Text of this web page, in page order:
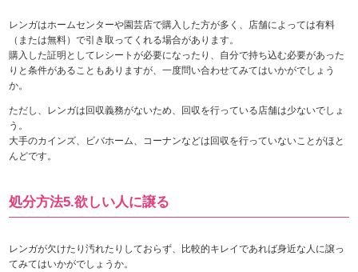
レンガはホームセンターや園芸店で購入した方が多く、店舗によっては有料
（または無料）で引き取ってくれる場合があります。
購入した証明としてレシートが必要になったり、自分で持ち込む必要があった
りと条件があることもありますが、一度問い合わせてみてはいかがでしょう
か。
ただし、レンガは回収義務がないため、回収を行っている店舗は少ないでしょ
う。
大手のカインズ、ビバホーム、コーナンなどは回収を行っていないことがほと
んどです。
処分方法5.欲しい人に譲る
レンガが欠けたり汚れたりしておらず、比較的キレイであれば身近な人に譲っ
てみてはいかがでしょうか。